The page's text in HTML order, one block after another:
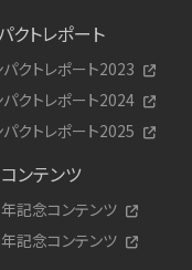
クトレポート
パクトレポート2023
パクトレポート2024
パクトレポート2025
ンテンツ
記念コンテンツ
記念コンテンツ